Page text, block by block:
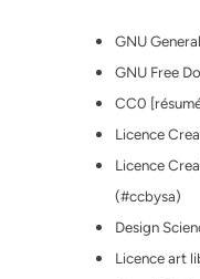
GNU
GNU Free
CC0
Licence
Licence
(#ccbysa)
Design
Licence art